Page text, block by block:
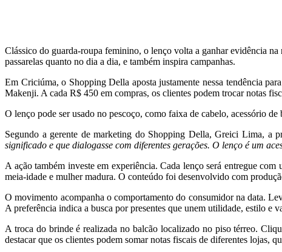
Clássico do guarda-roupa feminino, o lenço volta a ganhar evidência
passarelas quanto no dia a dia, e também inspira campanhas.
Em Criciúma, o Shopping Della aposta justamente nessa tendência
Makenji. A cada R$ 450 em compras, os clientes podem trocar notas
O lenço pode ser usado no pescoço, como faixa de cabelo, acessório
Segundo a gerente de marketing do Shopping Della, Greici Lima, a
significado e que dialogasse com diferentes gerações. O lenço é um
A ação também investe em experiência. Cada lenço será entregue
meia-idade e mulher madura. O conteúdo foi desenvolvido com
O movimento acompanha o comportamento do consumidor na data.
A preferência indica a busca por presentes que unem utilidade, estilo e
A troca do brinde é realizada no balcão localizado no piso térreo.
destacar que os clientes podem somar notas fiscais de diferentes lojas,